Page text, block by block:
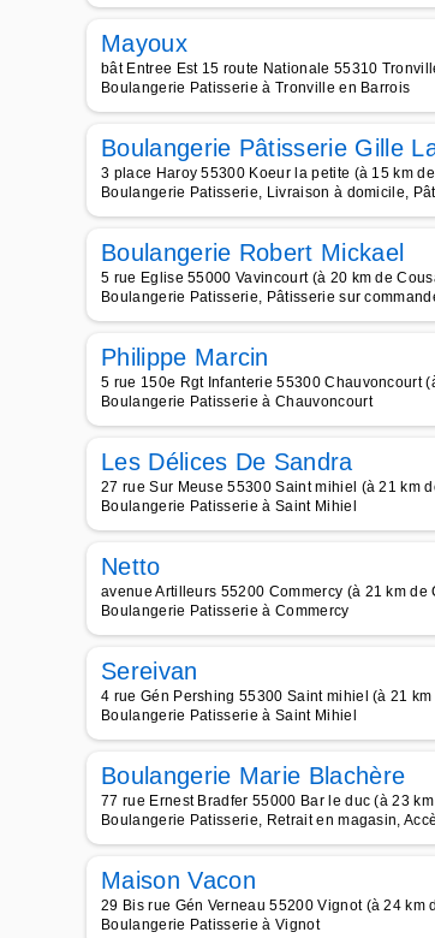
Mayoux
bât Entree Est 15 route Nationale 55310
Boulangerie Patisserie à Tronville en Barrois
Boulangerie Pâtisserie Gille
3 place Haroy 55300 Koeur la petite (à 15 km
Boulangerie Patisserie, Livraison à domicile,
Boulangerie Robert Mickael
5 rue Eglise 55000 Vavincourt (à 20 km de
Boulangerie Patisserie, Pâtisserie sur
Philippe Marcin
5 rue 150e Rgt Infanterie 55300 Chauvoncourt
Boulangerie Patisserie à Chauvoncourt
Les Délices De Sandra
27 rue Sur Meuse 55300 Saint mihiel (à 21 km
Boulangerie Patisserie à Saint Mihiel
Netto
avenue Artilleurs 55200 Commercy (à 21 km
Boulangerie Patisserie à Commercy
Sereivan
4 rue Gén Pershing 55300 Saint mihiel (à 21
Boulangerie Patisserie à Saint Mihiel
Boulangerie Marie Blachère
77 rue Ernest Bradfer 55000 Bar le duc (à 23
Boulangerie Patisserie, Retrait en magasin,
Maison Vacon
29 Bis rue Gén Verneau 55200 Vignot (à 24 km
Boulangerie Patisserie à Vignot